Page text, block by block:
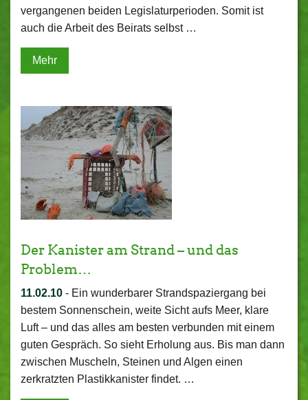
vergangenen beiden Legislaturperioden. Somit ist
auch die Arbeit des Beirats selbst …
Mehr
Der Kanister am Strand – und das
Problem…
11.02.10 - Ein wunderbarer Strandspaziergang bei
bestem Sonnenschein, weite Sicht aufs Meer, klare
Luft – und das alles am besten verbunden mit einem
guten Gespräch. So sieht Erholung aus. Bis man dann
zwischen Muscheln, Steinen und Algen einen
zerkratzten Plastikkanister findet. …